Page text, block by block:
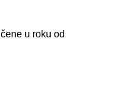
u roku od